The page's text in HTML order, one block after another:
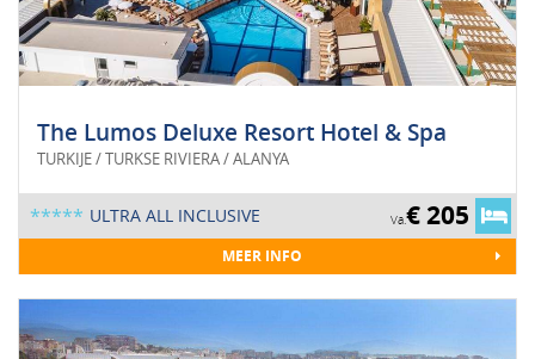
The Lumos Deluxe Resort Hotel & Spa
TURKIJE / TURKSE RIVIERA / ALANYA
MEER INFO
ULTRA ALL INCLUSIVE
***** Va.€ 205